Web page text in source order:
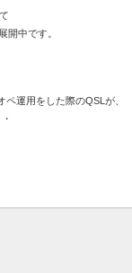
開中です。
運用をした際のQSLが、